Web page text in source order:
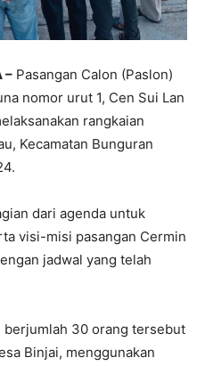
– Pasangan Calon (Paslon)
nomor urut 1, Cen Sui Lan
rangkaian
Kecamatan Bunguran
dari agenda untuk
visi-misi pasangan Cermin
jadwal yang telah
berjumlah 30 orang tersebut
Binjai, menggunakan